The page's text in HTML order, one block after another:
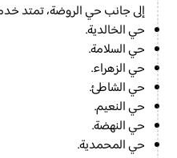
إلى جانب حي الروضة، تمتد
حي الخالدية.
حي السلامة.
حي الزهراء.
حي الشاطئ.
حي النعيم.
حي النهضة.
حي المحمدية.